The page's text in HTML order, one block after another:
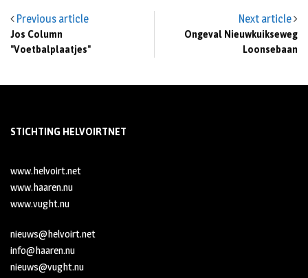
Previous article
Jos Column
"Voetbalplaatjes"
Next article
Ongeval Nieuwkuikseweg
Loonsebaan
STICHTING HELVOIRTNET
www.helvoirt.net
www.haaren.nu
www.vught.nu
nieuws@helvoirt.net
info@haaren.nu
nieuws@vught.nu